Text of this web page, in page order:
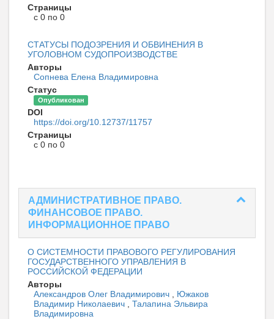
Страницы
с 0 по 0
СТАТУСЫ ПОДОЗРЕНИЯ И ОБВИНЕНИЯ В
УГОЛОВНОМ СУДОПРОИЗВОДСТВЕ
Авторы
Сопнева Елена Владимировна
Статус
Опубликован
DOI
https://doi.org/10.12737/11757
Страницы
с 0 по 0
АДМИНИСТРАТИВНОЕ ПРАВО.
ФИНАНСОВОЕ ПРАВО.
ИНФОРМАЦИОННОЕ ПРАВО
О СИСТЕМНОСТИ ПРАВОВОГО РЕГУЛИРОВАНИЯ
ГОСУДАРСТВЕННОГО УПРАВЛЕНИЯ В
РОССИЙСКОЙ ФЕДЕРАЦИИ
Авторы
Александров Олег Владимирович
Южаков
Владимир Николаевич
Талапина Эльвира
Владимировна